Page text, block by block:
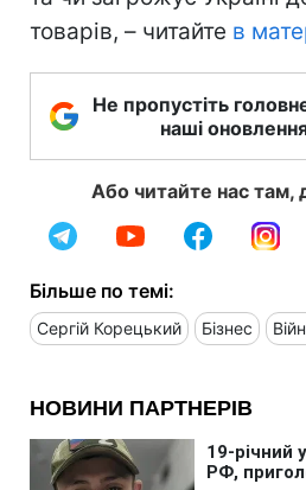
товарів, – читайте в
Не пропустіть
наші
Або читайте нас там,
Більше по темі:
Сергій Корецький Бізнес